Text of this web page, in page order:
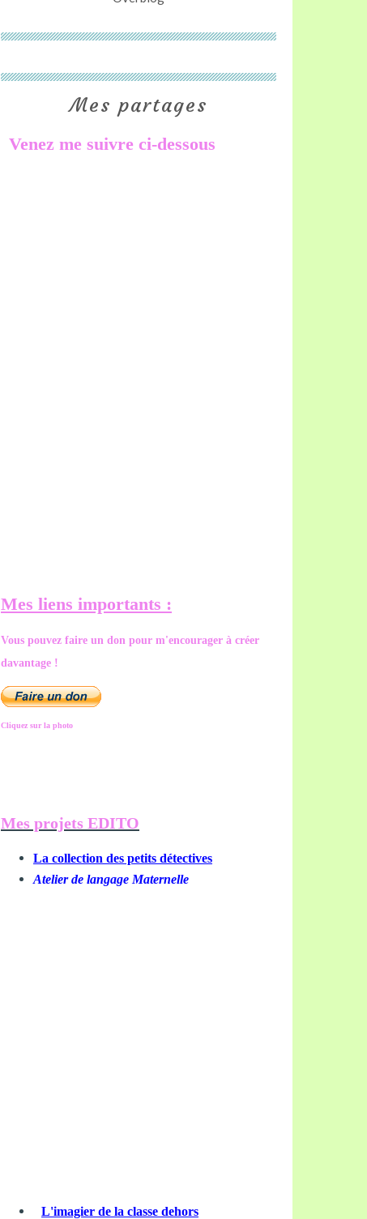
Mes partages
Venez me suivre ci-dessous
Mes liens importants :
Vous pouvez faire un don pour m'encourager à créer
davantage !
Cliquez sur la photo
Mes projets EDITO
La collection des petits détectives
Atelier de langage Maternelle
L'imagier de la classe dehors